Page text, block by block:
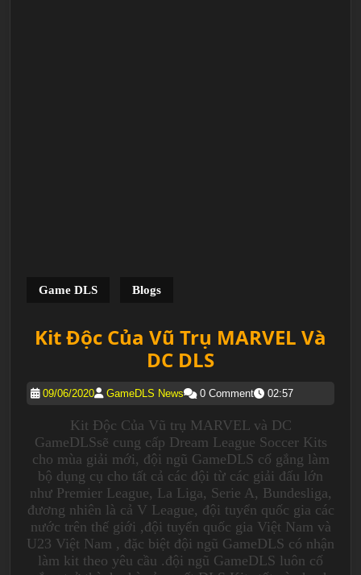
Game DLS Blogs
Kit Độc Của Vũ Trụ MARVEL Và
DC DLS
09/06/2020 GameDLS News 0 Comment 02:57
Kit Độc Của Vũ trụ MARVEL và DC
GameDLSsẽ cung cấp Dream League Soccer Kits
cho mùa giải mới, đội ngũ GameDLS cố gắng làm
bộ dụng cụ cho tất cả các đội từ các giải đấu lớn
như Premier League, La Liga, Serie A, Bundesliga,
đương nhiên là cả V League, đội tuyển quốc gia các
nước trên thế giới ,đội tuyển quốc gia Việt Nam và
U23 Việt Nam , đặc biệt đội ngũ GameDLS có nhận
làm kit theo yêu cầu .đội ngũ GameDLS luôn cố